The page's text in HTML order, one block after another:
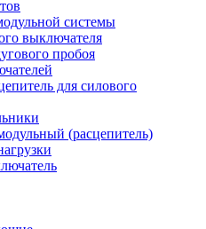
системы
выключателя
пробоя
для силового
(расцепитель)